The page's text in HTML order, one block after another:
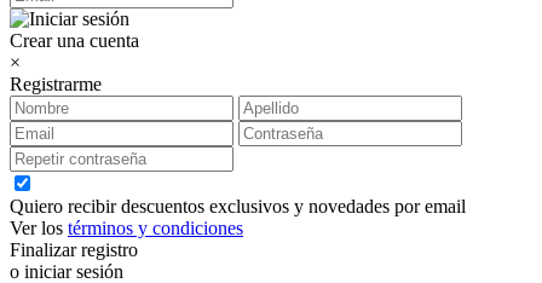
Crear una cuenta
×
Registrarme
Quiero recibir descuentos exclusivos y novedades por email
Ver los términos y condiciones
Finalizar registro
o iniciar sesión